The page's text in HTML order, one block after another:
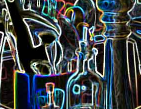
Tarte aux pommes, au miel et
aux amandes